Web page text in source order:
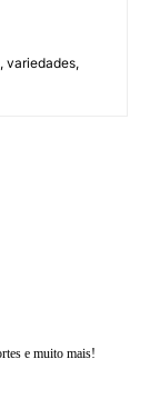
variedades,
e muito mais!